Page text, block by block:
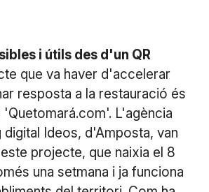
i útils des d'un QR
que va haver d'accelerar
resposta a la restauració és
'Quetomará.com'. L'agència
digital Ideos, d'Amposta, van
projecte, que naixia el 8
una setmana i ja funciona